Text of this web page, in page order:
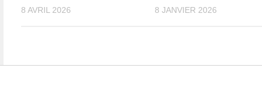
8 AVRIL 2026 8 JANVIER 2026